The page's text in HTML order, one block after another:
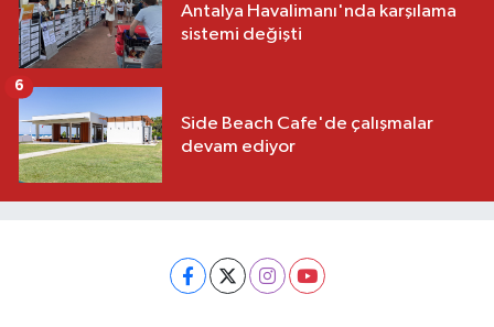
Antalya Havalimanı'nda karşılama
sistemi değişti
Side Beach Cafe'de çalışmalar
devam ediyor
6